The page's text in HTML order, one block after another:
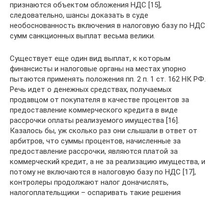
признаются объектом обложения НДС [15],
следовательно, шансы доказать в суде
необоснованность включения в налоговую базу по НДС
сумм санкционных выплат весьма велики.
Существует еще один вид выплат, к которым
финансисты и налоговые органы на местах упорно
пытаются применять положения пп. 2 п. 1 ст. 162 НК РФ.
Речь идет о денежных средствах, получаемых
продавцом от покупателя в качестве процентов за
предоставление коммерческого кредита в виде
рассрочки оплаты реализуемого имущества [16].
Казалось бы, уж сколько раз они слышали в ответ от
арбитров, что суммы процентов, начисленные за
предоставление рассрочки, являются платой за
коммерческий кредит, а не за реализацию имущества, и
потому не включаются в налоговую базу по НДС [17],
контролеры продолжают налог доначислять,
налогоплательщики – оспаривать такие решения